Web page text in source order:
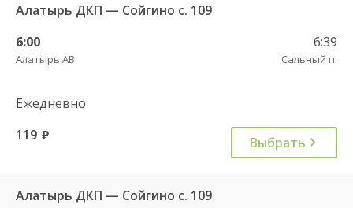
Алатырь ДКП — Сойгино с. 109
6:00
Алатырь АВ
6:39
Сальный п.
Ежедневно
119 руб. Выбрать
Алатырь ДКП — Сойгино с. 109